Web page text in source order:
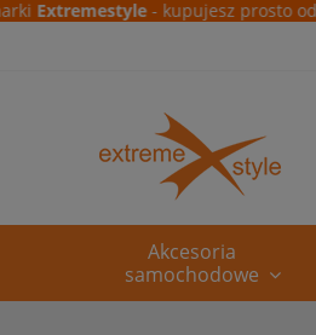
Extremestyle- kupujesz prosto od
Akcesoria
samochodowe